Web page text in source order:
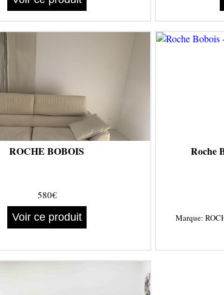
ROCHE BOBOIS
580€
Voir ce produit
Roche
Marque: